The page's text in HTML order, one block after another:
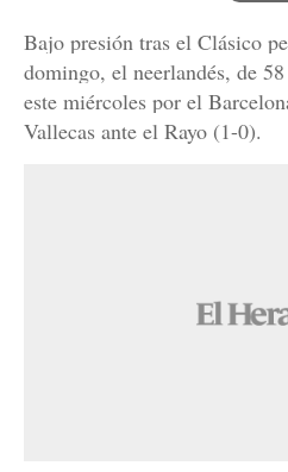
Bajo presión tras el Clásico
domingo, el neerlandés, de
este miércoles por el
Vallecas ante el Rayo (1-0).